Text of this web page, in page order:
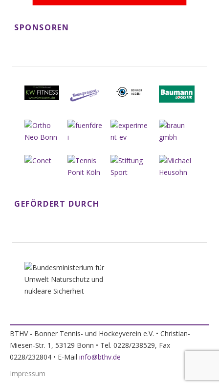
SPONSOREN
GEFÖRDERT DURCH
BTHV - Bonner Tennis- und Hockeyverein e.V. • Christian-
Miesen-Str. 1, 53129 Bonn • Tel. 0228/238529, Fax
0228/232804 • E-Mail info@bthv.de
Impressum